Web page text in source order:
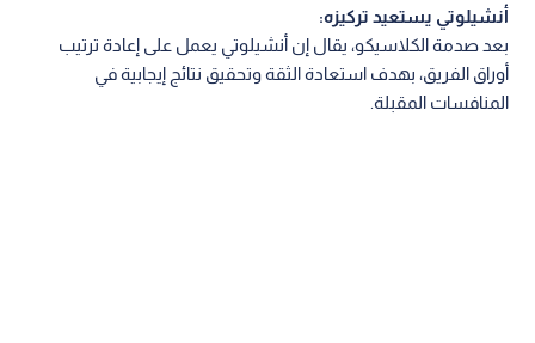
أنشيلوتي يستعيد تركيزه:
بعد صدمة الكلاسيكو، يقال إن أنشيلوتي يعمل على إعادة ترتيب
أوراق الفريق، بهدف استعادة الثقة وتحقيق نتائج إيجابية في
المنافسات المقبلة.